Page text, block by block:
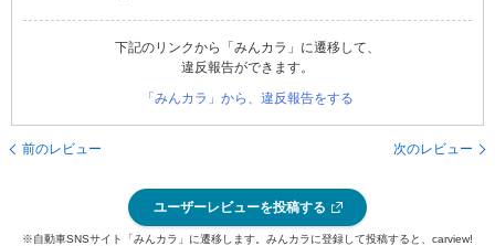
下記のリンクから「みんカラ」に遷移して、
違反報告ができます。
「みんカラ」から、違反報告をする
前のレビュー 次のレビュー
ユーザーレビューを投稿する
※自動車SNSサイト「みんカラ」に遷移します。みんカラに登録して投稿すると、carview!